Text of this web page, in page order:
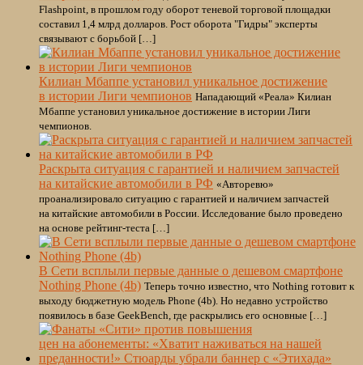
Flashpoint, в прошлом году оборот теневой торговой площадки
составил 1,4 млрд долларов. Рост оборота "Гидры" эксперты
связывают с борьбой […]
Килиан Мбаппе установил уникальное достижение
в истории Лиги чемпионов Нападающий «Реала» Килиан
Мбаппе установил уникальное достижение в истории Лиги
чемпионов.
Раскрыта ситуация с гарантией и наличием запчастей
на китайские автомобили в РФ «Авторевю»
проанализировало ситуацию с гарантией и наличием запчастей
на китайские автомобили в России. Исследование было проведено
на основе рейтинг-теста […]
В Сети всплыли первые данные о дешевом смартфоне
Nothing Phone (4b) Теперь точно известно, что Nothing готовит к
выходу бюджетную модель Phone (4b). Но недавно устройство
появилось в базе GeekBench, где раскрылись его основные […]